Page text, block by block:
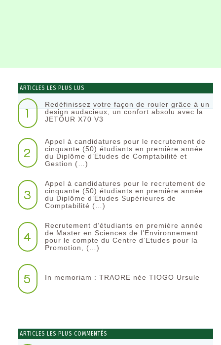
ARTICLES LES PLUS LUS
1
Redéfinissez votre façon de rouler grâce à un
design audacieux, un confort absolu avec la
JETOUR X70 V3
2
Appel à candidatures pour le recrutement de
cinquante (50) étudiants en première année
du Diplôme d’Etudes de Comptabilité et
Gestion (…)
3
Appel à candidatures pour le recrutement de
cinquante (50) étudiants en première année
du Diplôme d’Etudes Supérieures de
Comptabilité (…)
4
Recrutement d’étudiants en première année
de Master en Sciences de l’Environnement
pour le compte du Centre d’Etudes pour la
Promotion, (…)
5 In memoriam : TRAORE née TIOGO Ursule
ARTICLES LES PLUS COMMENTÉS